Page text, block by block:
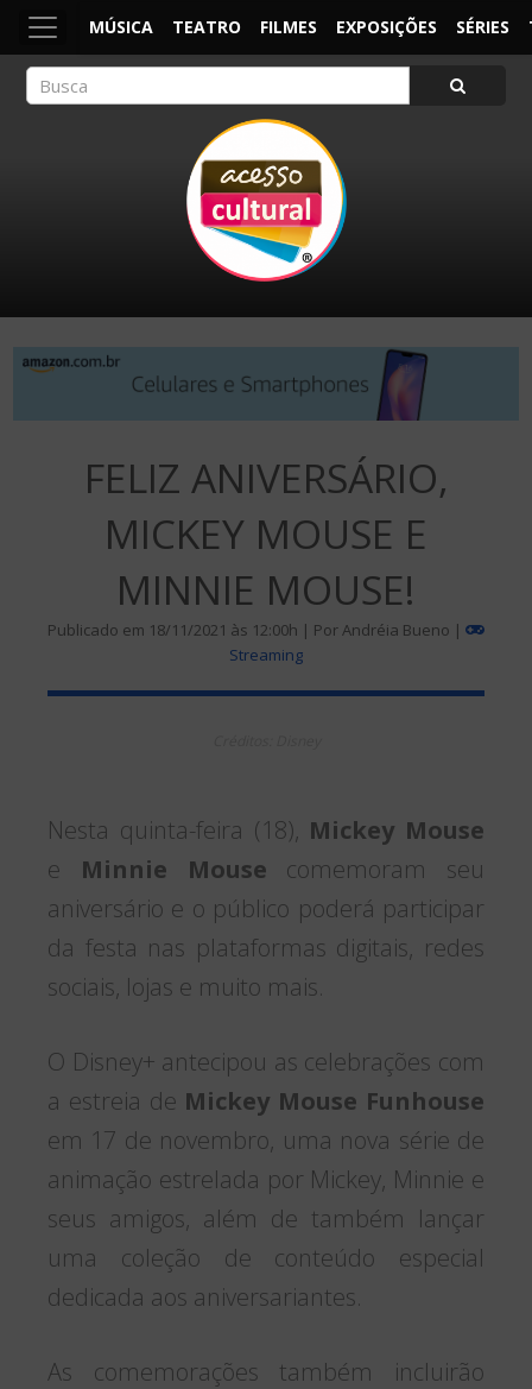
MÚSICA TEATRO FILMES EXPOSIÇÕES SÉRIES
FELIZ ANIVERSÁRIO,
MICKEY MOUSE E
MINNIE MOUSE!
Publicado em 18/11/2021 às 12:00h | Por Andréia Bueno |
Streaming
Nesta quinta-feira (18), Mickey Mouse
e Minnie Mouse comemoram seu
aniversário e o público poderá participar
da festa nas plataformas digitais, redes
sociais, lojas e muito mais.
O Disney+ antecipou as celebrações com
a estreia de Mickey Mouse Funhouse
em 17 de novembro, uma nova série de
animação estrelada por Mickey, Minnie e
seus amigos, além de também lançar
uma coleção de conteúdo especial
dedicada aos aniversariantes.
As comemorações também incluirão